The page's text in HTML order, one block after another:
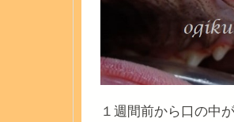
１週間前から口の中